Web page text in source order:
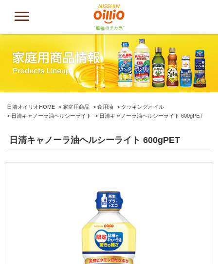
日清オイリオHOME 家庭用商品 食用油
クッキングオイル
日清キャノーラ油ヘルシーライト
日清キャノーラ油ヘルシーライト 600gPET
日清キャノーラ油ヘルシーライト 600gPET